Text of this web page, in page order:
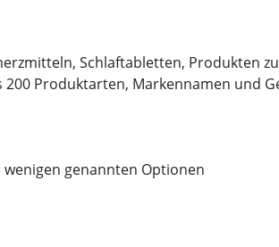
Schlaftabletten, Produkten
Produktarten, Markennamen und
wenigen genannten Optionen